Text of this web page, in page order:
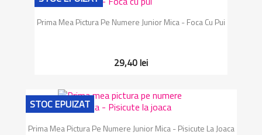
Prima Mea Pictura Pe Numere Junior Mica - Foca Cu Pui
29,40 lei
Prima Mea Pictura Pe Numere Junior Mica - Pisicute La Joaca
STOC EPUIZAT